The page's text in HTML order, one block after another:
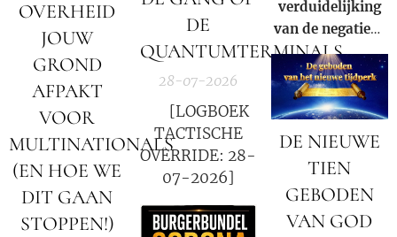
OVERHEID
JOUW
GROND
AFPAKT
VOOR
MULTINATIONALS
(EN HOE WE
DIT GAAN
STOPPEN!)
DE
QUANTUMTERMINALS
28-07-2026
🚨 [LOGBOEK
TACTISCHE
OVERRIDE: 28-
07-2026]
verduidelijking
van de negatieve
rol en
samenzwering in
woord en beeld
van de Rooms-
Katholieke kerk
binnen onze
samenleving.
DE NIEUWE
TIEN
GEBODEN
VAN GOD